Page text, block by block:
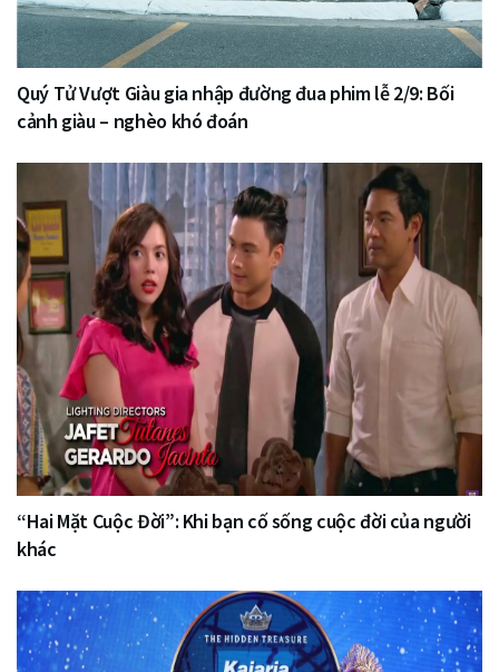
Quý Tử Vượt Giàu gia nhập đường đua phim lễ 2/9: Bối
cảnh giàu – nghèo khó đoán
“Hai Mặt Cuộc Đời”: Khi bạn cố sống cuộc đời của người
khác